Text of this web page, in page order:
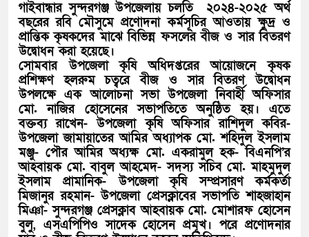
গাইবান্ধার সুন্দরগঞ্জ উপজেলায় চলতি ২০২৪-২০২৫ অর্থ
বছরের রবি মৌসুমে প্রণোদনা কর্মসূচির আওতায় ক্ষুদ্র ও
প্রান্তিক কৃষকদের মাঝে বিভিন্ন ফসলের বীজ ও সার বিতরণ
উদ্বোধন করা হয়েছে।
সোমবার উপজেলা কৃষি অধিদপ্তরের আয়োজনে কৃষক
প্রশিক্ষণ হলরুম চত্বরে বীজ ও সার বিতরণ উদ্বোধন
উপলক্ষে এক আলোচনা সভা উপজেলা নিবার্হী অফিসার
মো. নাজির হোসেনের সভাপতিতে অনুষ্ঠিত হয়। এতে
বক্তব্য রাখেন- উপজেলা কৃষি অফিসার রাশিদুল কবির-
উপজেলা জামায়াতের আমির অধ্যাপক মো. শহিদুল ইসলাম
মঞ্জু- পৌর আমির অধ্যক্ষ মো. একরামুল হক- বিএনপি’র
আহবায়ক মো. বাবুল আহমেদ- সদস্য সচিব মো. মাহমুদুল
ইসলাম প্রামানিক- উপজেলা কৃষি সম্প্রসারণ কর্মকর্তা
মিজানুর রহমান- উপজেলা প্রেসক্লাবের সভাপতি শাহজাহান
মিঞা- সুন্দরগঞ্জ প্রেসক্লাব আহবায়ক মো. মোশারফ হোসেন
বুলু, এসএপিপিও সাদেক হোসেন প্রমূখ। পরে প্রণোদনার